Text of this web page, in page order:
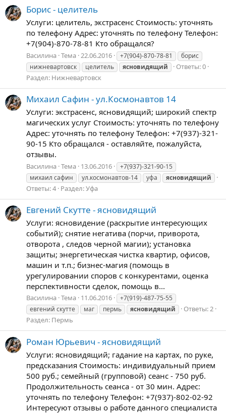
Борис - целитель
Услуги: целитель, экстрасенс Стоимость: уточнять
по телефону Адрес: уточнять по телефону Телефон:
+7(904)-870-78-81 Кто обращался?
Василина Тема 22.06.2016 +7(904)-870-78-81
борис
нижневартовск
целитель ясновидящий
Ответы: 0
Раздел: Нижневартовск
Михаил Сафин - ул.Космонавтов 14
Услуги: экстрасенс, ясновидящий; широкий спектр
магических услуг Стоимость: уточнять по телефону
Адрес: уточнять по телефону Телефон: +7(937)-321-
90-15 Кто обращался - оставляйте, пожалуйста,
отзывы.
Василина Тема 13.06.2016
+7(937)-321-90-15
михаил сафин
ул.космонавтов-14 уфа ясновидящий
Ответы: 4 Раздел:Уфа
Евгений Скутте - ясновидящий
Услуги: ясновидение (раскрытие интересующих
событий); снятие негатива (порчи, приворота,
отворота , следов черной магии); установка
защиты; энергетическая чистка квартир, офисов,
машин и т.п.; бизнес-магия (помощь в
урегулировании споров с конкурентами, оценка
перспективности сделок, помощь в...
Василина Тема 11.06.2016
+7(919)-487-75-55
евгений скутте
маг пермь ясновидящий
Ответы: 2
Раздел: Пермь
Роман Юрьевич - ясновидящий
Услуги: ясновидящий; гадание на картах, по руке,
предсказания Стоимость: индивидуальный прием
500 руб.; семейный (групповой) сеанс - 750 руб.
Продолжительность сеанса - от 30 мин. Адрес:
уточнять по телефону Телефон: +7(937)-802-02-92
Интересуют отзывы о работе данного специалиста